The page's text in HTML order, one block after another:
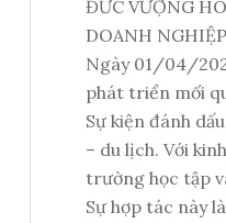
ĐỨC VƯỢNG
DOANH NGHIỆP
Ngày 01/04/
phát triển mối
Sự kiện đánh
– du lịch. Với
trường học tập
Sự hợp tác này